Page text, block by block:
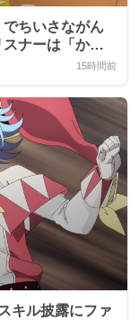
ちいさながん
ナーは「かわ
15時間前
キル披露にファ